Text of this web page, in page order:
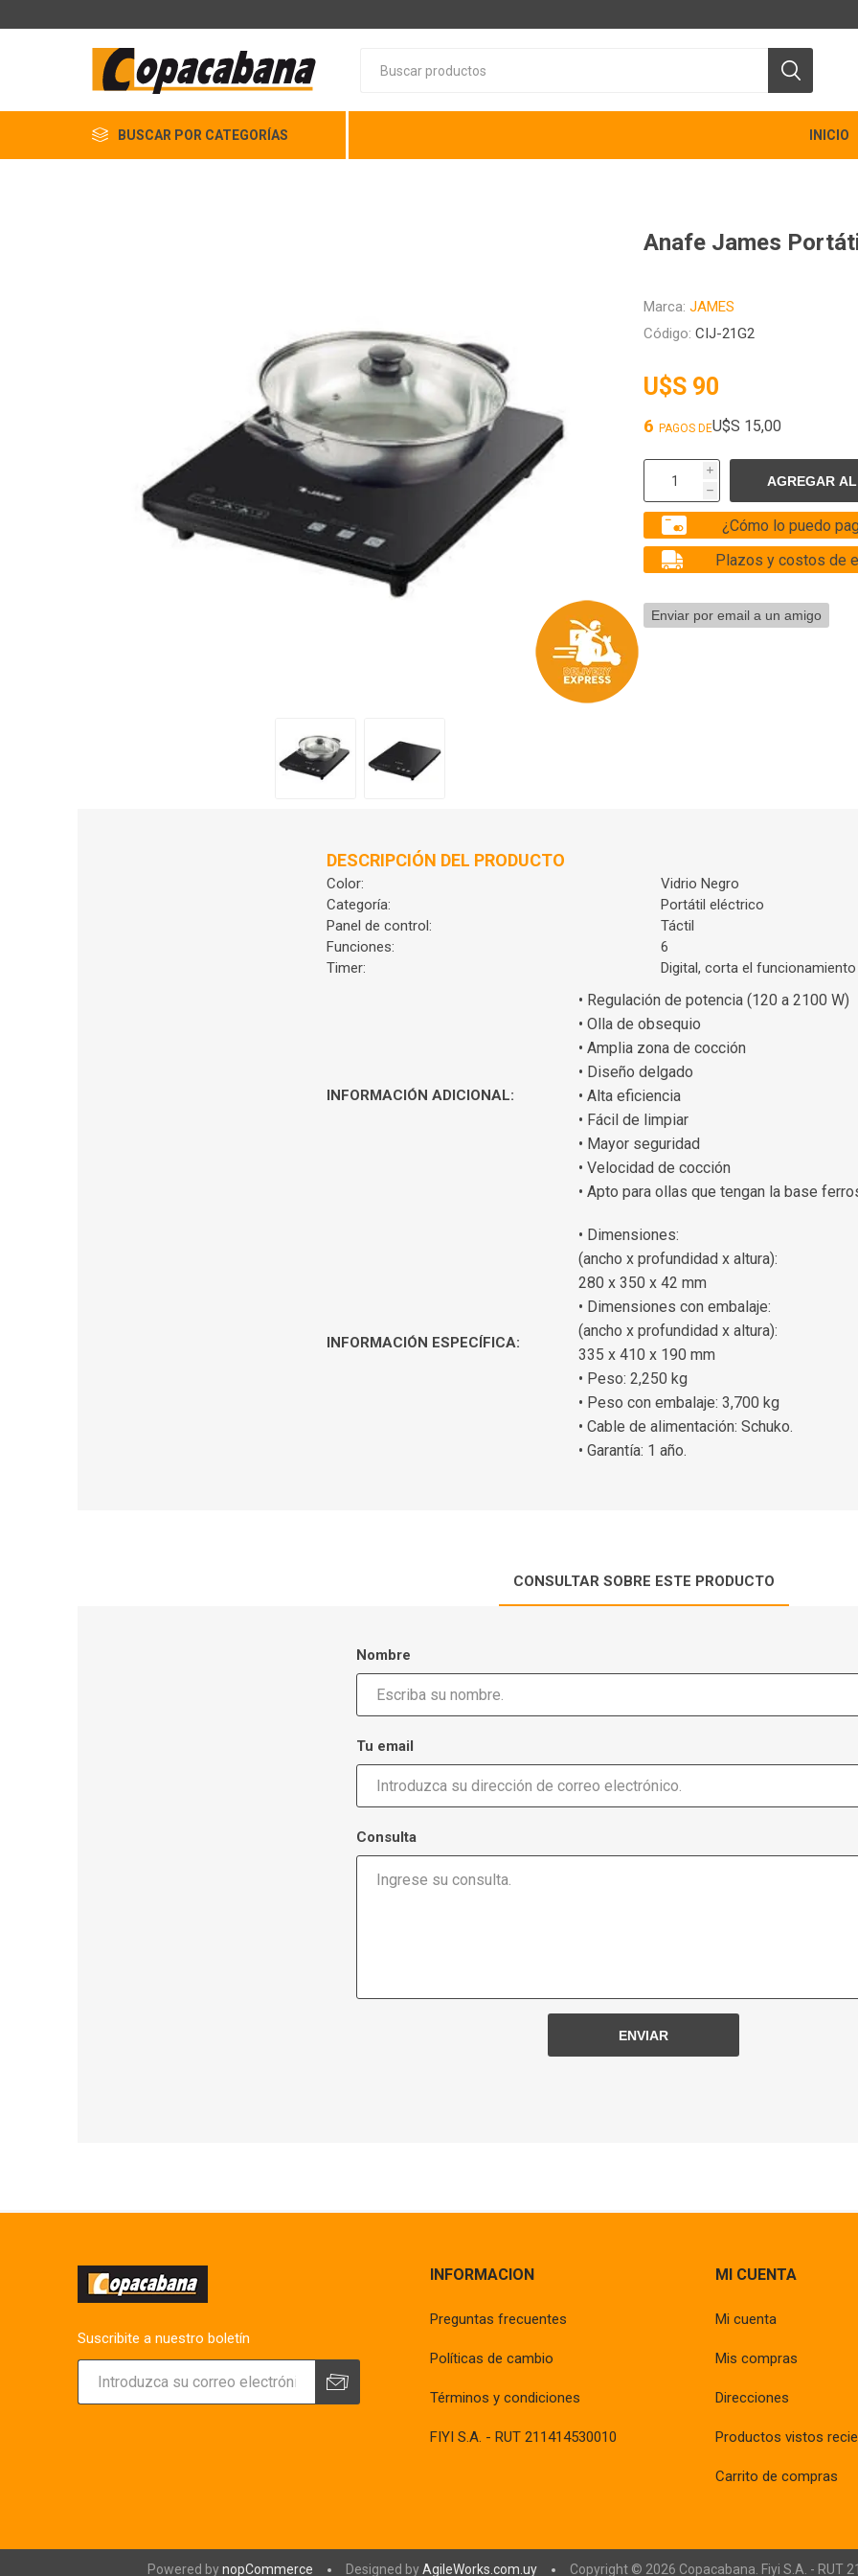
BUSCAR POR CATEGORÍAS INICIO
Anafe James
Marca: JAMES
Código: CIJ-21G2
U$S 90
6 PAGOS DEU$S 15,00
i
h
¿Cómo lo puedo
Plazos y costos de
DESCRIPCIÓN DEL PRODUCTO
Color:
Vidrio Negro
Categoría:
Portátil eléctrico
Panel de control:
Táctil
Funciones:
6
Timer:
Digital, corta el funcionamiento
INFORMACIÓN ADICIONAL:
• Regulación de potencia (120 a 2100 W)
• Olla de obsequio
• Amplia zona de cocción
• Diseño delgado
• Alta eficiencia
• Fácil de limpiar
• Mayor seguridad
• Velocidad de cocción
• Apto para ollas que tengan la base
INFORMACIÓN ESPECÍFICA:
• Dimensiones:
(ancho x profundidad x altura):
280 x 350 x 42 mm
• Dimensiones con embalaje:
(ancho x profundidad x altura):
335 x 410 x 190 mm
• Peso: 2,250 kg
• Peso con embalaje: 3,700 kg
• Cable de alimentación: Schuko.
• Garantía: 1 año.
CONSULTAR SOBRE ESTE PRODUCTO
Nombre
Tu email
Consulta
Suscribite a nuestro boletín
INFORMACION
Preguntas frecuentes
Políticas de cambio
Términos y condiciones
FIYI S.A. - RUT 211414530010
MI CUENTA
Mi cuenta
Mis compras
Direcciones
Productos vistos
Carrito de compras
Powered bynopCommerce Designed byAgileWorks.com.uy Copyright © 2026 Copacabana. Fiyi S.A. - RUT